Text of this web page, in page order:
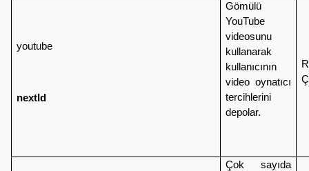
youtube
nextId
Gömülü
YouTube
videosunu
kullanarak
kullanıcının
video oynatıcı
tercihlerini
depolar.
Çok sayıda